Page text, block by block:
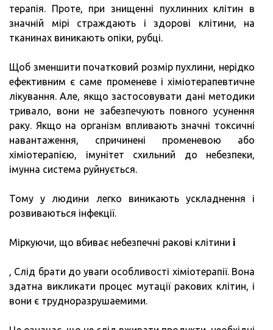
терапія. Проте, при знищенні пухлинних клітин в
значній мірі страждають і здорові клітини, на
тканинах виникають опіки, рубці.
Щоб зменшити початковий розмір пухлини, нерідко
ефективним є саме променеве і хіміотерапевтичне
лікування. Але, якщо застосовувати дані методики
тривало, вони не забезпечують повного усунення
раку. Якщо на організм впливають значні токсичні
навантаження, спричинені променевою або
хіміотерапією, імунітет схильний до небезпеки,
імунна система руйнується.
Тому у людини легко виникають ускладнення і
розвиваються інфекції.
Міркуючи, що вбиває небезпечні ракові клітини і
, Слід брати до уваги особливості хіміотерапії. Вона
здатна викликати процес мутації ракових клітин, і
вони є трудноразрушаемими.